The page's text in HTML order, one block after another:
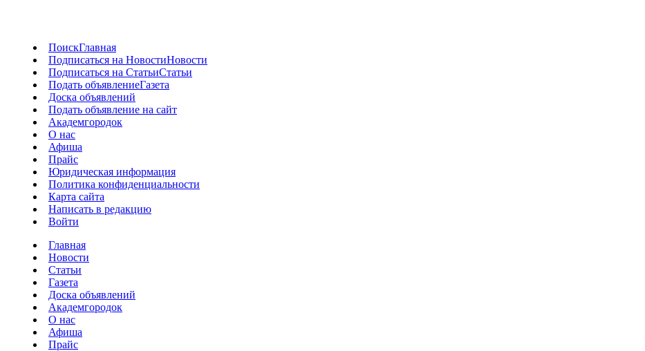
ПоискГлавная
Подписаться на НовостиНовости
Подписаться на СтатьиСтатьи
Подать объявлениеГазета
Доска объявлений
Подать объявление на сайт
Академгородок
О нас
Афиша
Прайс
Юридическая информация
Политика конфиденциальности
Карта сайта
Написать в редакцию
Войти
Главная
Новости
Статьи
Газета
Доска объявлений
Академгородок
О нас
Афиша
Прайс